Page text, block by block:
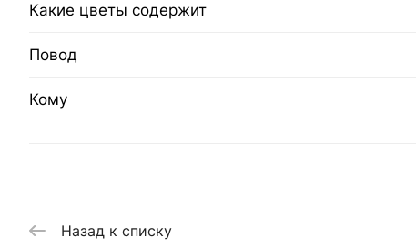
Какие цветы содержит
Повод
Кому
Назад к списку